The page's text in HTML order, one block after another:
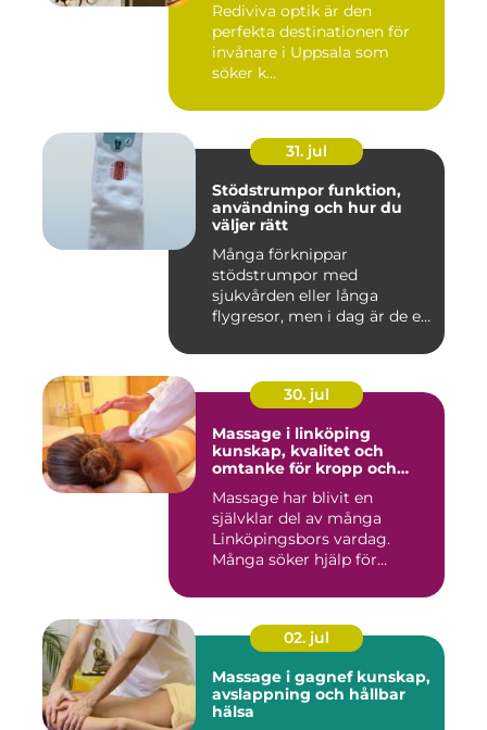
Rediviva optik är den
perfekta destinationen för
invånare i Uppsala som
söker k...
31. jul
Stödstrumpor funktion,
användning och hur du
väljer rätt
Många förknippar
stödstrumpor med
sjukvården eller långa
flygresor, men i dag är de ett
30. jul
Massage i linköping
kunskap, kvalitet och
omtanke för kropp och
Massage har blivit en
självklar del av många
Linköpingsbors vardag.
Många söker hjälp för
02. jul
Massage i gagnef kunskap,
avslappning och hållbar
hälsa